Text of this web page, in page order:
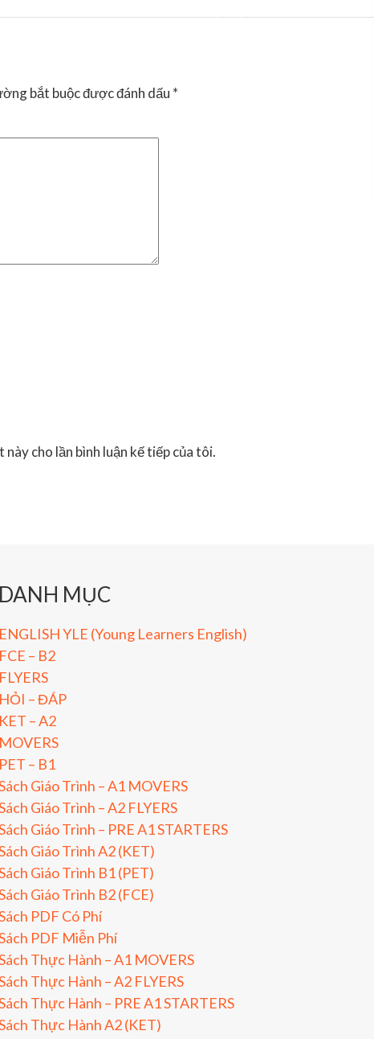
bắt buộc được đánh dấu *
cho lần bình luận kế tiếp của tôi.
DANH MỤC
ENGLISH YLE (Young Learners English)
FCE – B2
FLYERS
HỎI – ĐÁP
KET – A2
MOVERS
PET – B1
Giáo Trình – A1 MOVERS
Giáo Trình – A2 FLYERS
Giáo Trình – PRE A1 STARTERS
Giáo Trình A2 (KET)
Giáo Trình B1 (PET)
Giáo Trình B2 (FCE)
PDF Có Phí
PDF Miễn Phí
Thực Hành – A1 MOVERS
Thực Hành – A2 FLYERS
Thực Hành – PRE A1 STARTERS
Thực Hành A2 (KET)